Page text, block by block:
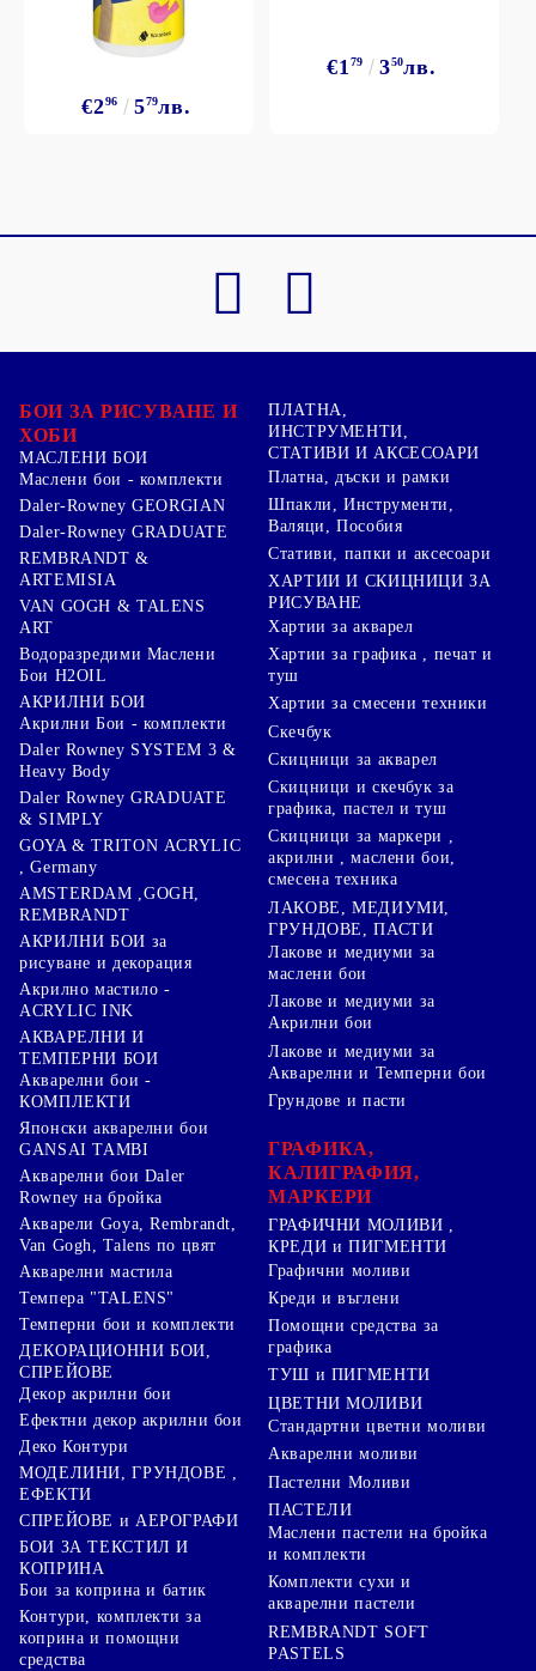
€296 579лв.
€179 350лв.
БОИ ЗА РИСУВАНЕ И
ХОБИ
МАСЛЕНИ БОИ
Маслени бои - комплекти
Daler-Rowney GEORGIAN
Daler-Rowney GRADUATE
REMBRANDT &
ARTEMISIA
VAN GOGH & TALENS
ART
Водоразредими Маслени
Бои H2OIL
АКРИЛНИ БОИ
Акрилни Бои - комплекти
Daler Rowney SYSTEM 3 &
Heavy Body
Daler Rowney GRADUATE
& SIMPLY
GOYA & TRITON АCRYLIC
, Germany
AMSTERDAM ,GOGH,
REMBRANDT
АКРИЛНИ БОИ за
рисуване и декорация
Акрилно мастило -
ACRYLIC INK
АКВАРЕЛНИ И
ТЕМПЕРНИ БОИ
Акварелни бои -
КОМПЛЕКТИ
Японски акварелни бои
GANSAI TAMBI
Акварелни бои Daler
Rowney на бройка
Акварели Goya, Rembrandt,
Van Gogh, Talens по цвят
Акварелни мастила
Темпера "TALENS"
Темперни бои и комплекти
ДЕКОРАЦИОННИ БОИ,
СПРЕЙОВЕ
Декор акрилни бои
Ефектни декор акрилни бои
Деко Контури
МОДЕЛИНИ, ГРУНДОВЕ ,
ЕФЕКТИ
СПРЕЙОВЕ и АЕРОГРАФИ
БОИ ЗА ТЕКСТИЛ И
КОПРИНА
Бои за коприна и батик
Контури, комплекти за
коприна и помощни
средства
ПЛАТНА,
ИНСТРУМЕНТИ,
СТАТИВИ И АКСЕСОАРИ
Платна, дъски и рамки
Шпакли, Инструменти,
Валяци, Пособия
Стативи, папки и аксесоари
ХАРТИИ И СКИЦНИЦИ ЗА
РИСУВАНЕ
Хартии за акварел
Хартии за графика , печат и
туш
Хартии за смесени техники
Скечбук
Скицници за акварел
Скицници и скечбук за
графика, пастел и туш
Скицници за маркери ,
акрилни , маслени бои,
смесена техника
ЛАКОВЕ, МЕДИУМИ,
ГРУНДОВЕ, ПАСТИ
Лакове и медиуми за
маслени бои
Лакове и медиуми за
Акрилни бои
Лакове и медиуми за
Акварелни и Темперни бои
Грундове и пасти
ГРАФИКА,
КАЛИГРАФИЯ,
МАРКЕРИ
ГРАФИЧНИ МОЛИВИ ,
КРЕДИ и ПИГМЕНТИ
Графични моливи
Креди и въглени
Помощни средства за
графика
ТУШ и ПИГМЕНТИ
ЦВЕТНИ МОЛИВИ
Стандартни цветни моливи
Акварелни моливи
Пастелни Моливи
ПАСТЕЛИ
Маслени пастели на бройка
и комплекти
Комплекти сухи и
акварелни пастели
REMBRANDT SOFT
PASTELS